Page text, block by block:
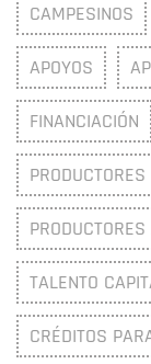
CAMPESINOS
APOYOS
FINANCIACIÓN
TALENTO
CRÉDITOS